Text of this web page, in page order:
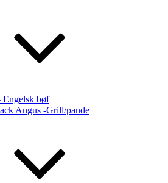
Engelsk bøf
Angus -Grill/pande